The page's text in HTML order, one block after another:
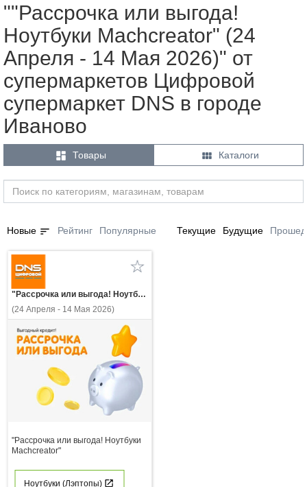
""Рассрочка или выгода!
Ноутбуки Machcreator" (24
Апреля - 14 Мая 2026)" от
супермаркетов Цифровой
супермаркет DNS в городе
Иваново
 Товары  Каталоги
Новые sort Рейтинг Популярные Текущие Будущие
"Рассрочка или выгода! Ноутбуки Machcreator"
(24 Апреля - 14 Мая 2026)
"Рассрочка или выгода! Ноутбуки
Machcreator"
Ноутбуки (Лэптопы)